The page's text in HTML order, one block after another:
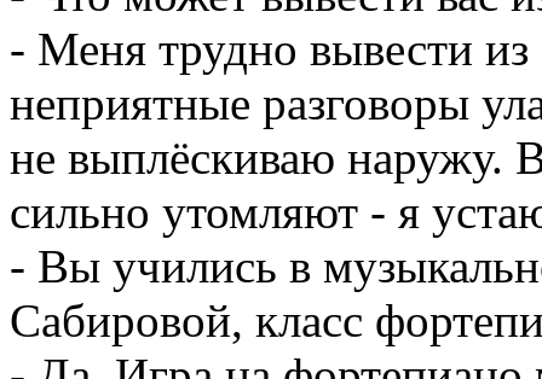
- Меня трудно вывести из
неприятные разговоры
не выплёскиваю наружу.
сильно утомляют - я
- Вы учились в
Сабировой, класс